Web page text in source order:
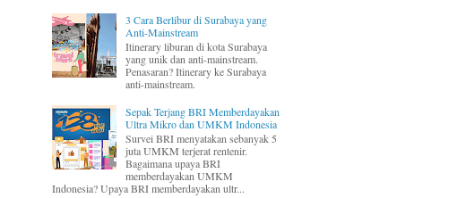
3 Cara Berlibur di Surabaya yang
Anti-Mainstream
Itinerary liburan di kota Surabaya
yang unik dan anti-mainstream.
Penasaran? Itinerary ke Surabaya
anti-mainstream.
Sepak Terjang BRI Memberdayakan
Ultra Mikro dan UMKM Indonesia
Survei BRI menyatakan sebanyak 5
juta UMKM terjerat rentenir.
Bagaimana upaya BRI
memberdayakan UMKM
Indonesia? Upaya BRI memberdayakan ultr...